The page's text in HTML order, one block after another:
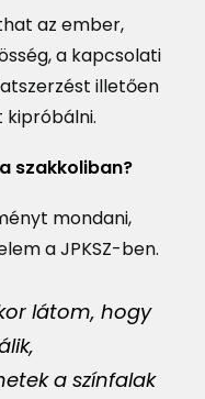
az ember,
a kapcsolati
illetően
szakkoliban?
mondani,
a JPKSZ-ben.
látom, hogy
a színfalak